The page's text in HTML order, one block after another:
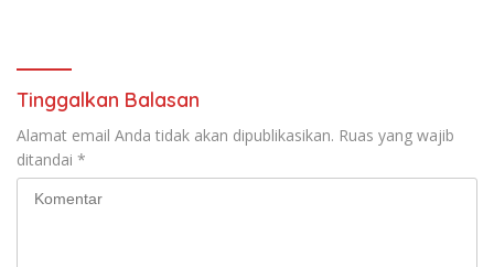
Tinggalkan Balasan
Alamat email Anda tidak akan dipublikasikan. Ruas yang wajib
ditandai *